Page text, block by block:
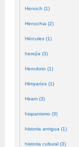
Henoch (1)
Henochia (2)
Hércules (1)
herejía (3)
Herodoto (1)
Himyaríes (1)
Hiram (3)
hispanismo (3)
historia antigua (1)
historia cultural (3)